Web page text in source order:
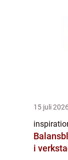
15 juli 2026
i